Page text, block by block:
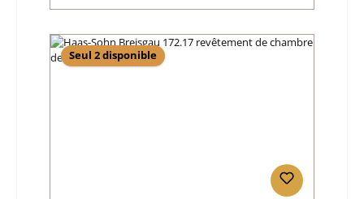
Seul 2 disponible